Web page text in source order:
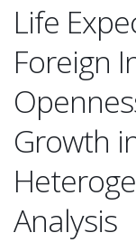
Life
Foreign
Growth
Analysis